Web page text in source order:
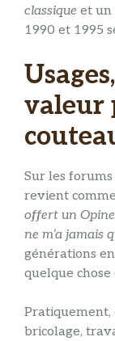
classique et un
1990 et 1995
valeur
Sur les
revient
offert un
ne m’a jamais
générations
quelque
Pratiquement,
bricolage,